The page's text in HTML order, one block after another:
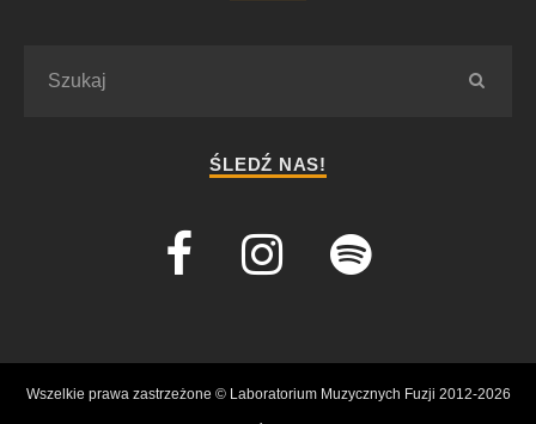
ŚLEDŹ NAS!
Wszelkie prawa zastrzeżone © Laboratorium Muzycznych Fuzji 2012-2026